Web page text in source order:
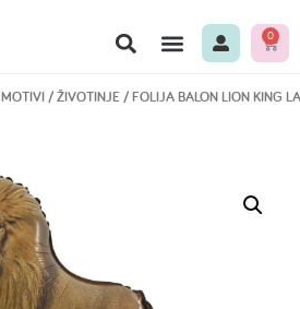
0
MOTIVI/ŽIVOTINJE/ FOLIJA BALON LION KING